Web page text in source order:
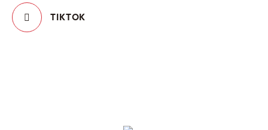
TIKTOK